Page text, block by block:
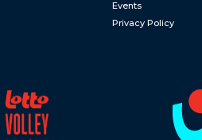
Events
Privacy Policy